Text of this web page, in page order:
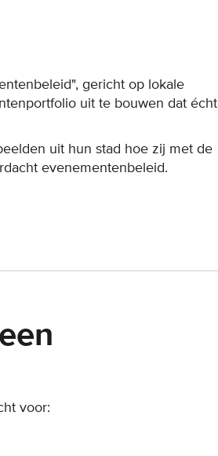
gericht op lokale
uit te bouwen dat écht
uit hun stad hoe zij met de
evenementenbeleid.
voor: